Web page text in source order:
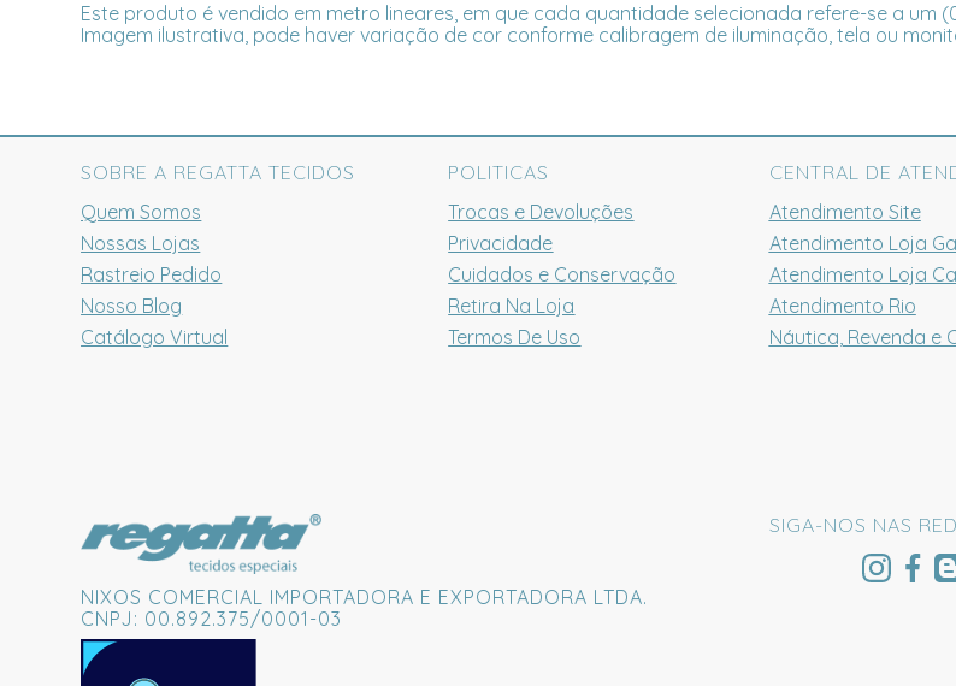
Este produto é vendido em metro lineares, em que cada quantidade selecionada refere-se a um
Imagem ilustrativa, pode haver variação de cor conforme calibragem de iluminação, tela ou
SOBRE A REGATTA TECIDOS
Quem Somos
Nossas Lojas
Rastreio Pedido
Nosso Blog
Catálogo Virtual
POLITICAS
Trocas e Devoluções
Privacidade
Cuidados e Conservação
Retira Na Loja
Termos De Uso
CENTRAL DE
Atendimento Site
Atendimento Loja
Atendimento Loja
Atendimento Rio
Náutica, Revenda e
NIXOS COMERCIAL IMPORTADORA E EXPORTADORA LTDA.
CNPJ: 00.892.375/0001-03
SIGA-NOS NAS